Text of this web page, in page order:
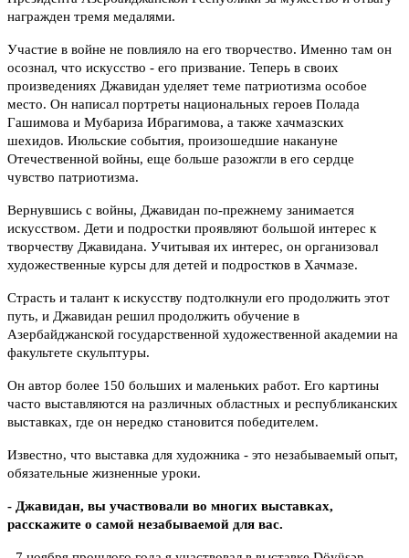
награжден тремя медалями.
Участие в войне не повлияло на его творчество. Именно там он
осознал, что искусство - его призвание. Теперь в своих
произведениях Джавидан уделяет теме патриотизма особое
место. Он написал портреты национальных героев Полада
Гашимова и Мубариза Ибрагимова, а также хачмазских
шехидов. Июльские события, произошедшие накануне
Отечественной войны, еще больше разожгли в его сердце
чувство патриотизма.
Вернувшись с войны, Джавидан по-прежнему занимается
искусством. Дети и подростки проявляют большой интерес к
творчеству Джавидана. Учитывая их интерес, он организовал
художественные курсы для детей и подростков в Хачмазе.
Страсть и талант к искусству подтолкнули его продолжить этот
путь, и Джавидан решил продолжить обучение в
Азербайджанской государственной художественной академии на
факультете скульптуры.
Он автор более 150 больших и маленьких работ. Его картины
часто выставляются на различных областных и республиканских
выставках, где он нередко становится победителем.
Известно, что выставка для художника - это незабываемый опыт,
обязательные жизненные уроки.
- Джавидан, вы участвовали во многих выставках,
расскажите о самой незабываемой для вас.